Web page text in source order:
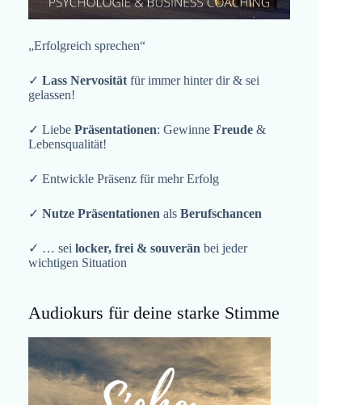
„Erfolgreich sprechen“
✓ Lass Nervositätfür immer hinter dir & sei
gelassen!
✓ Liebe Präsentationen: Gewinne Freude &
Lebensqualität!
✓ Entwickle Präsenz für mehr Erfolg
✓ Nutze Präsentationen als Berufschancen
✓ … sei locker, frei & souverän bei jeder
wichtigen Situation
Audiokurs für deine starke Stimme